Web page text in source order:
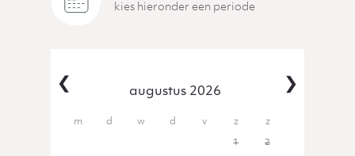
kies hieronder een periode
‹ ›
augustus 2026
1 2